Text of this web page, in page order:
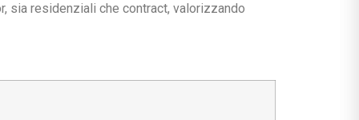
sia residenziali che contract, valorizzando